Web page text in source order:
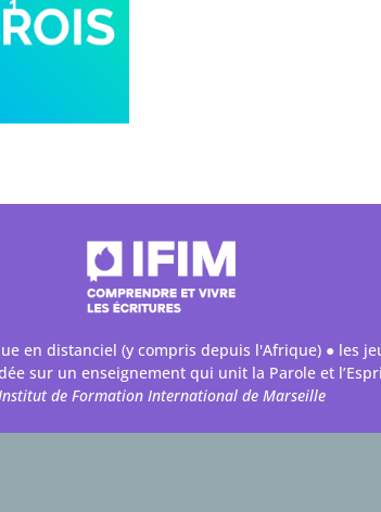
en distanciel (y compris depuis l'Afrique) ● les
sur un enseignement qui unit la Parole et
de Formation International de Marseille